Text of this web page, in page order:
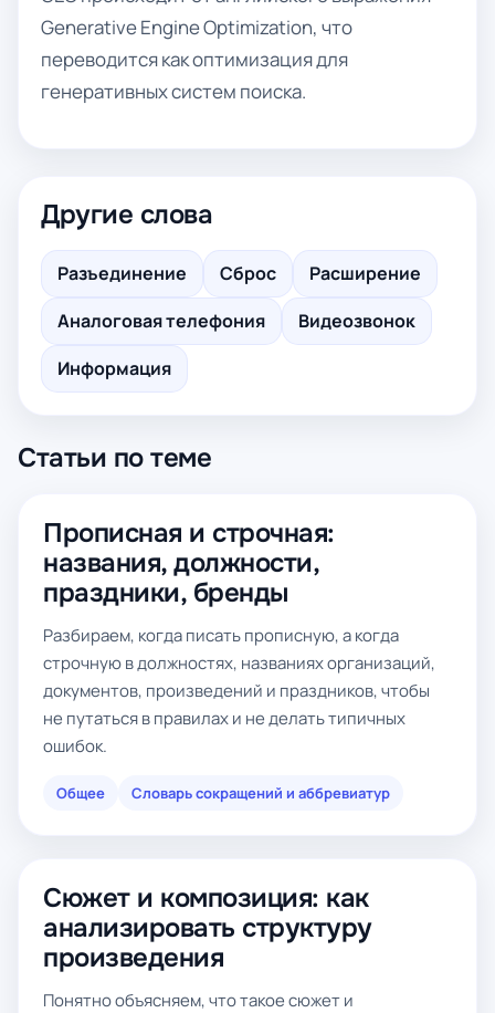
Generative Engine Optimization, что
переводится как оптимизация для
генеративных систем поиска.
Другие слова
Разъединение Сброс
Расширение
Аналоговая телефония
Видеозвонок
Информация
Статьи по теме
Прописная и строчная:
названия, должности,
праздники, бренды
Разбираем, когда писать прописную, а когда
строчную в должностях, названиях организаций,
документов, произведений и праздников, чтобы
не путаться в правилах и не делать типичных
ошибок.
Общее Словарь сокращений и аббревиатур
Сюжет и композиция: как
анализировать структуру
произведения
Понятно объясняем, что такое сюжет и